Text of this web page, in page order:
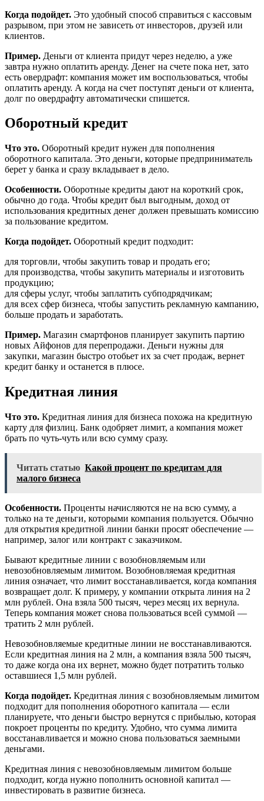
Когда подойдет. Это удобный способ справиться с кассовым
разрывом, при этом не зависеть от инвесторов, друзей или
клиентов.
Пример. Деньги от клиента придут через неделю, а уже
завтра нужно оплатить аренду. Денег на счете пока нет, зато
есть овердрафт: компания может им воспользоваться, чтобы
оплатить аренду. А когда на счет поступят деньги от клиента,
долг по овердрафту автоматически спишется.
Оборотный кредит
Что это. Оборотный кредит нужен для пополнения
оборотного капитала. Это деньги, которые предприниматель
берет у банка и сразу вкладывает в дело.
Особенности. Оборотные кредиты дают на короткий срок,
обычно до года. Чтобы кредит был выгодным, доход от
использования кредитных денег должен превышать комиссию
за пользование кредитом.
Когда подойдет. Оборотный кредит подходит:
для торговли, чтобы закупить товар и продать его;
для производства, чтобы закупить материалы и изготовить
продукцию;
для сферы услуг, чтобы заплатить субподрядчикам;
для всех сфер бизнеса, чтобы запустить рекламную кампанию,
больше продать и заработать.
Пример. Магазин смартфонов планирует закупить партию
новых Айфонов для перепродажи. Деньги нужны для
закупки, магазин быстро отобьет их за счет продаж, вернет
кредит банку и останется в плюсе.
Кредитная линия
Что это. Кредитная линия для бизнеса похожа на кредитную
карту для физлиц. Банк одобряет лимит, а компания может
брать по чуть-чуть или всю сумму сразу.
Читать статью Какой процент по кредитам для
малого бизнеса
Особенности. Проценты начисляются не на всю сумму, а
только на те деньги, которыми компания пользуется. Обычно
для открытия кредитной линии банки просят обеспечение —
например, залог или контракт с заказчиком.
Бывают кредитные линии с возобновляемым или
невозобновляемым лимитом. Возобновляемая кредитная
линия означает, что лимит восстанавливается, когда компания
возвращает долг. К примеру, у компании открыта линия на 2
млн рублей. Она взяла 500 тысяч, через месяц их вернула.
Теперь компания может снова пользоваться всей суммой —
тратить 2 млн рублей.
Невозобновляемые кредитные линии не восстанавливаются.
Если кредитная линия на 2 млн, а компания взяла 500 тысяч,
то даже когда она их вернет, можно будет потратить только
оставшиеся 1,5 млн рублей.
Когда подойдет. Кредитная линия с возобновляемым лимитом
подходит для пополнения оборотного капитала — если
планируете, что деньги быстро вернутся с прибылью, которая
покроет проценты по кредиту. Удобно, что сумма лимита
восстанавливается и можно снова пользоваться заемными
деньгами.
Кредитная линия с невозобновляемым лимитом больше
подходит, когда нужно пополнить основной капитал —
инвестировать в развитие бизнеса.